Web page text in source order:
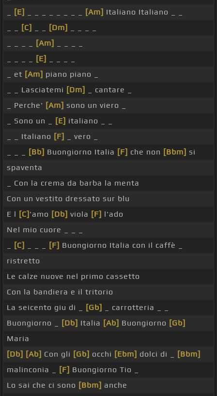
[E] [Am] Italiano Italiano _ _
[C] [Dm]
[Am]
[E]
_ et [Am] piano piano _
_ _ Lasciatemi [Dm]
_ cantare _
_ Perche' [Am] sono un viero _
_ Sono un _
[E] italiano _ _
_ _ Italiano [F]
_ vero _
[Bb] Buongiorno Italia [F] che non [Bbm] si
spaventa
_ Con la crema da barba la menta
Con un vestito dressato sur blu
E l [C] 'amo [Db] viola [F] l'ado
Nel mio cuore _ _ _
[C] [F] Buongiorno Italia con il caffè _
ristretto
Le calze nuove nel primo cassetto
Con la bandiera e il tritorio
La seicento giu di _
[Gb]
_ carrotteria _ _
Buongiorno _
[Db] Italia [Ab] Buongiorno [Gb]
Maria
[Db] [Ab] Con gli [Gb] occhi [Ebm] dolci di _
[Bbm]
malinconia _
[F] Buongiorno Tio _
Lo sai che ci sono [Bbm] anche